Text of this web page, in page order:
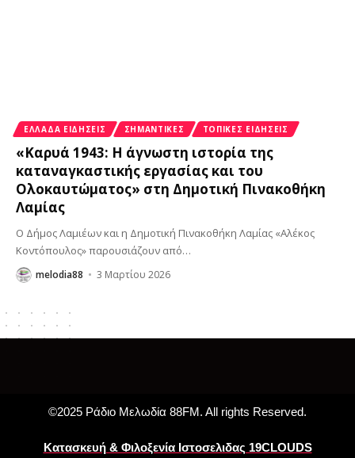
ΕΛΛΆΔΑ ΕΙΔΉΣΕΙΣ ΣΗΜΑΝΤΙΚΈΣ ΤΟΠΙΚΈΣ ΕΙΔΉΣΕΙΣ
«Καρυά 1943: Η άγνωστη ιστορία της
καταναγκαστικής εργασίας και του
Ολοκαυτώματος» στη Δημοτική Πινακοθήκη
Λαμίας
Ο Δήμος Λαμιέων και η Δημοτική Πινακοθήκη Λαμίας «Αλέκος
Κοντόπουλος» παρουσιάζουν από…
melodia88 3 Μαρτίου 2026
©2025 Ράδιο Μελωδία 88FM. All rights Reserved.
Κατασκευή & Φιλοξενία Ιστοσελιδας 19CLOUDS